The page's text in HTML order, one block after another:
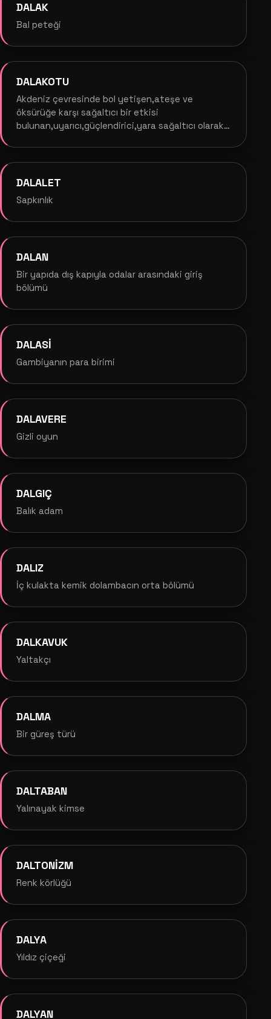
DALAK
Bal peteği
DALAKOTU
Akdeniz çevresinde bol yetişen,ateşe ve
öksürüğe karşı sağaltıcı bir etkisi
bulunan,uyarıcı,güçlendirici,yara sağaltıcı olarak
DALALET
Sapkınlık
DALAN
Bir yapıda dış kapıyla odalar arasındaki giriş
bölümü
DALASİ
Gambiyanın para birimi
DALAVERE
Gizli oyun
DALGIÇ
Balık adam
DALIZ
İç kulakta kemik dolambacın orta bölümü
DALKAVUK
Yaltakçı
DALMA
Bir güreş türü
DALTABAN
Yalınayak kimse
DALTONİZM
Renk körlüğü
DALYA
Yıldız çiçeği
DALYAN